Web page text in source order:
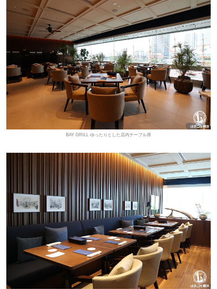
BAY GRILL ゆったりとした店内テーブル席